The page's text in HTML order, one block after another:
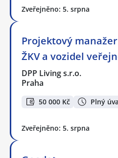
Zveřejněno: 5. srpna
Projektový
ŽKV a vozidel
DPP Living s.r.o.
Praha
50 000 Kč Plný
Zveřejněno: 5. srpna